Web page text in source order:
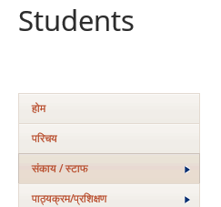
Students
होम
परिचय
संकाय / स्टाफ
पाठ्यक्रम/प्रशिक्षण